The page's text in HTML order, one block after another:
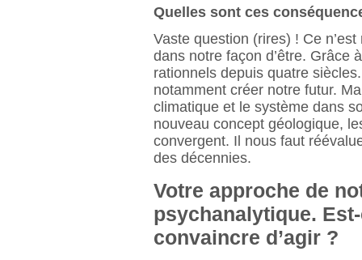
Quelles sont ces
Vaste question (rires) ! Ce
dans notre façon d’être. Grâce
rationnels depuis quatre
notamment créer notre futur.
climatique et le système dans
nouveau concept géologique,
convergent. Il nous faut
des décennies.
Votre approche de
psychanalytique.
convaincre d’agir ?